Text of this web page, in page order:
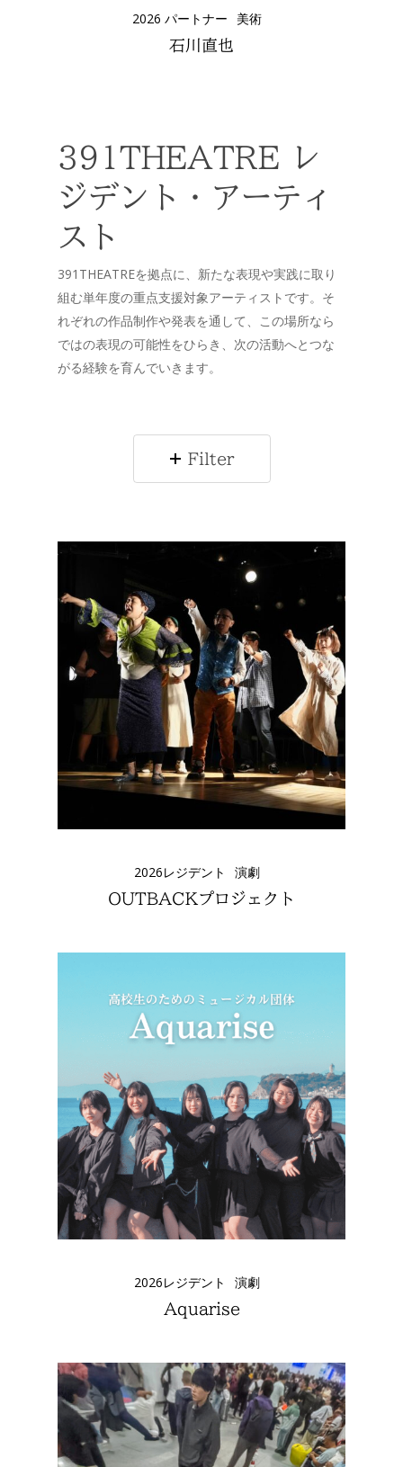
2026 パートナー 美術
石川直也
391THEATRE レ
ジデント・アーティ
スト
391THEATREを拠点に、新たな表現や実践に取り
組む単年度の重点支援対象アーティストです。そ
れぞれの作品制作や発表を通して、この場所なら
ではの表現の可能性をひらき、次の活動へとつな
がる経験を育んでいきます。
Filter
2026レジデント 演劇
OUTBACKプロジェクト
2026レジデント 演劇
Aquarise